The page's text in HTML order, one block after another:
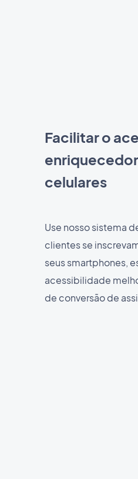
Facilitar o
celulares
Use nosso sistema
clientes se
seus smartphones,
acessibilidade
de conversão de